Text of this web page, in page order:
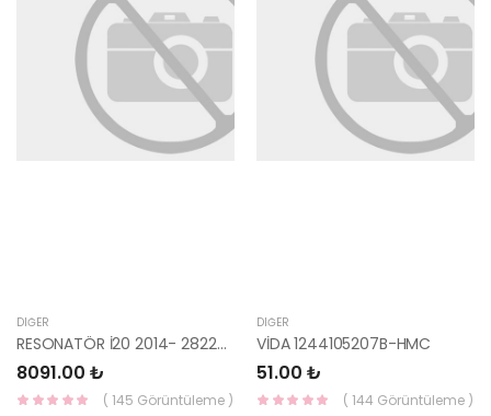
DIĞER
RESONATÖR İ20 2014- 28220-C8500-HMC
8091.00 ₺
( 145 Görüntüleme )
DIĞER
VİDA 1244105207B-HMC
51.00 ₺
( 144 Görüntüleme )